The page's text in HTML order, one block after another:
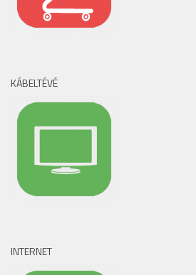
KÁBELTÉVÉ
INTERNET